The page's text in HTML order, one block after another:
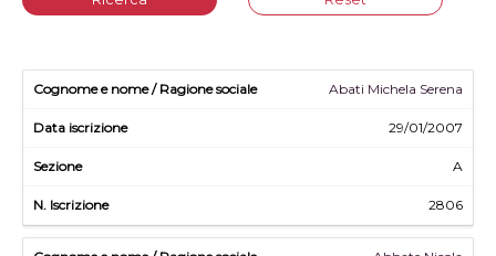
Abati Michela Serena
29/01/2007
A
2806